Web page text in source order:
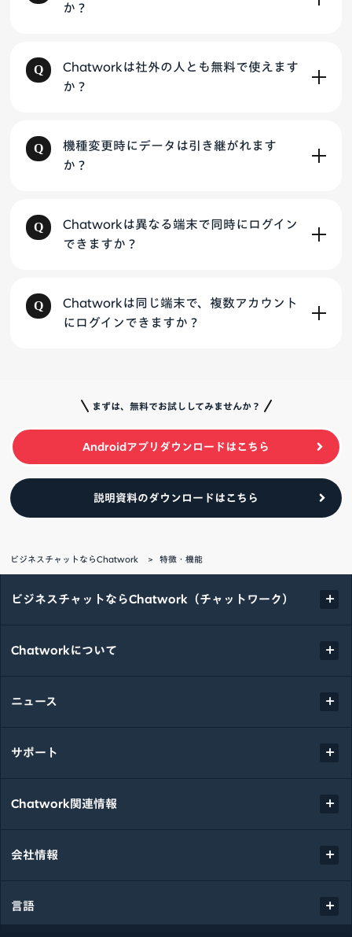
か？
Chatworkは社外の人とも無料で使えます
か？
機種変更時にデータは引き継がれます
か？
Chatworkは異なる端末で同時にログイン
できますか？
Chatworkは同じ端末で、複数アカウント
にログインできますか？
まずは、無料でお試ししてみませんか？
Androidアプリダウンロードはこちら
説明資料のダウンロードはこちら
ビジネスチャットならChatwork 特徴・機能
ビジネスチャットならChatwork（チャットワーク）
Chatworkについて
ニュース
サポート
Chatwork関連情報
会社情報
言語